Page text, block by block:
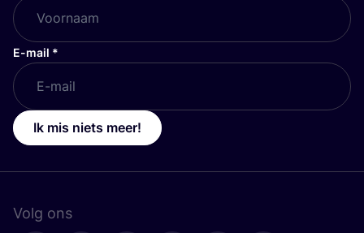
E-mail *
Ik mis niets meer!
Volg ons